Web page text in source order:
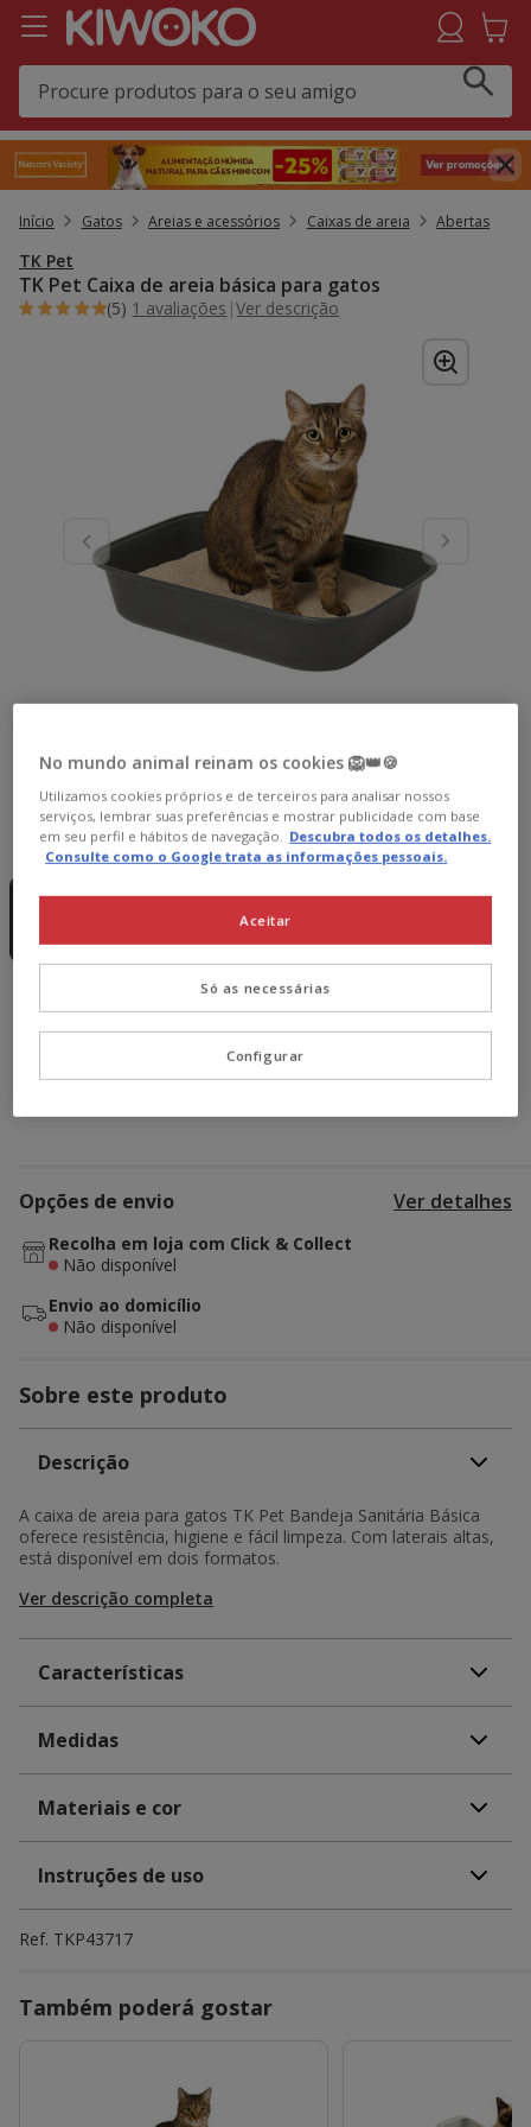
Início Gatos Areias e acessórios Caixas de areia Abertas
TK Pet
TK Pet Caixa de areia básica para gatos
(5) 1 avaliações |Ver descrição
Medidas:41.73 x 30.1 x 9.94 cm Guia de tamanhos
41.73 x 30.1 x 9.94
4.99€
49.39 x 36.79 x 9.98
cm
5.99€
4.99€
Temporariamente sem stock
Opções de envio Ver detalhes
Recolha em loja com Click & Collect
Não disponível
Envio ao domicílio
Não disponível
Sobre este produto
Descrição
A caixa de areia para gatos TK Pet Bandeja Sanitária Básica
oferece resistência, higiene e fácil limpeza. Com laterais altas,
está disponível em dois formatos.
Ver descrição completa
Características
Medidas
Materiais e cor
Instruções de uso
Ref. TKP43717
Também poderá gostar
No mundo animal reinam os cookies 🦁👑🍪
Utilizamos cookies próprios e de terceiros para analisar nossos
serviços, lembrar suas preferências e mostrar publicidade com base
em seu perfil e hábitos de navegação. Descubra todos os detalhes.
Consulte como o Google trata as informações pessoais.
Só as necessárias
Aceitar
Configurar